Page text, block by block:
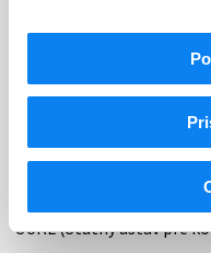
Úradné hodiny
Kontakt
ŠÚKL (Štátny ústav pre